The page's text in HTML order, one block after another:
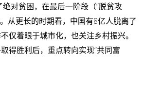
对贫困，在最后一阶段（“脱贫攻
从更长的时期看，中国有8亿人脱离了
仅着眼于城市化，也关注乡村振兴。
得胜利后，重点转向实现“共同富